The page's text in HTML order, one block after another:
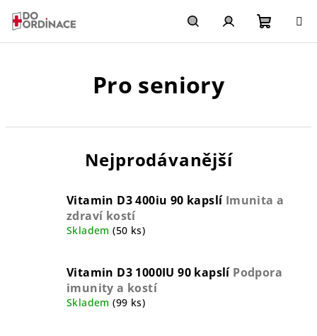
obsah
HledatPřihlášení
Pro seniory
Nejprodávanější
Vitamin D3 400iu 90 kapslí Imunita a
zdraví kostí
Skladem(50 ks)
Vitamin D3 1000IU 90 kapslí Podpora
imunity a kostí
Skladem(99 ks)